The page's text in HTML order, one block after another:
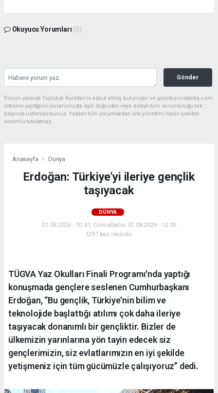
Okuyucu Yorumları (0)
Gönder
Yorum yazarak Topluluk Kuralları’nı kabul etmiş bulunuyor ve gazetesondakika.com
sitesine yaptığınız yorumunuzla ilgili doğrudan veya dolaylı tüm sorumluluğu tek
başınıza üstleniyorsunuz. Yazılan tüm yorumlardan site yönetimi hiçbir şekilde
sorumlu tutulamaz.
Anasayfa Dünya
Erdoğan: Türkiye'yi ileriye gençlik
taşıyacak
DÜNYA
01.08.2026 - 10:41, Güncelleme: 01.08.2026 - 12:05
1297 kez okundu.
TÜGVA Yaz Okulları Finali Programı'nda yaptığı
konuşmada gençlere seslenen Cumhurbaşkanı
Erdoğan, “Bu gençlik, Türkiye'nin bilim ve
teknolojide başlattığı atılımı çok daha ileriye
taşıyacak donanımlı bir gençliktir. Bizler de
ülkemizin yarınlarına yön tayin edecek siz
gençlerimizin, siz evlatlarımızın en iyi şekilde
yetişmeniz için tüm gücümüzle çalışıyoruz” dedi.